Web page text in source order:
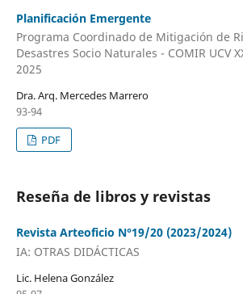
Planificación Emergente
Programa Coordinado de Mitigación de
Desastres Socio Naturales - COMIR UCV
2025
Dra. Arq. Mercedes Marrero
93-94
PDF
Reseña de libros y revistas
Revista Arteoficio N°19/20 (2023/2024)
IA: OTRAS DIDÁCTICAS
Lic. Helena González